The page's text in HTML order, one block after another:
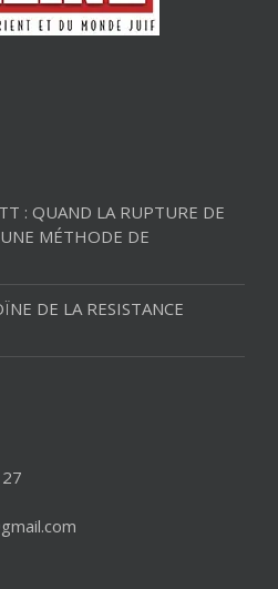
: QUAND LA RUPTURE DE
MÉTHODE DE
DE LA RESISTANCE